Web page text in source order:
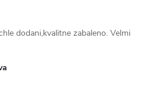
dodani,kvalitne zabaleno. Velmi